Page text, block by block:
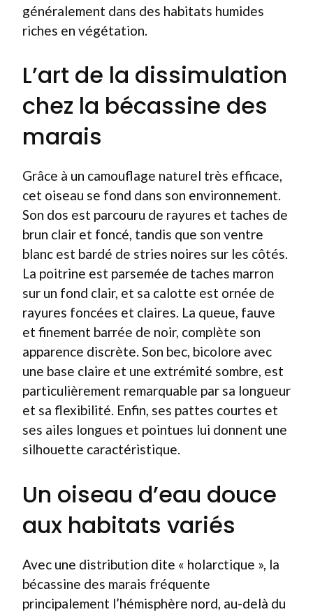
généralement dans des habitats humides
riches en végétation.
L’art de la dissimulation
chez la bécassine des
marais
Grâce à un camouflage naturel très efficace,
cet oiseau se fond dans son environnement.
Son dos est parcouru de rayures et taches de
brun clair et foncé, tandis que son ventre
blanc est bardé de stries noires sur les côtés.
La poitrine est parsemée de taches marron
sur un fond clair, et sa calotte est ornée de
rayures foncées et claires. La queue, fauve
et finement barrée de noir, complète son
apparence discrète. Son bec, bicolore avec
une base claire et une extrémité sombre, est
particulièrement remarquable par sa longueur
et sa flexibilité. Enfin, ses pattes courtes et
ses ailes longues et pointues lui donnent une
silhouette caractéristique.
Un oiseau d’eau douce
aux habitats variés
Avec une distribution dite « holarctique », la
bécassine des marais fréquente
principalement l’hémisphère nord, au-delà du